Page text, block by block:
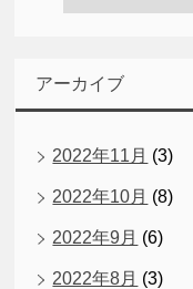
アーカイブ
2022年11月 (3)
2022年10月 (8)
2022年9月 (6)
2022年8月 (3)